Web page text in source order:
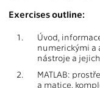
Exercises outline:
1.
Úvod,
numerickými a
nástroje a
2.
MATLAB:
a matice,